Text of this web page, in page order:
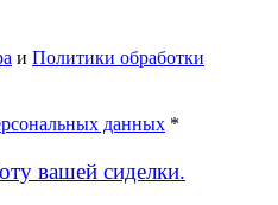
и Политики обработки
данных *
вашей сиделки.